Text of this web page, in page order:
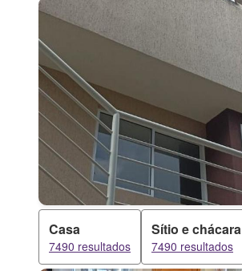
Casa
7490 resultados
Sítio e chácara
7490 resultados